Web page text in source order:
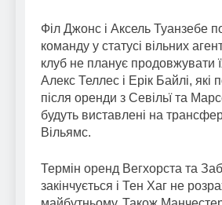
Філ Джонс і Аксель Туанзебе
команду у статусі вільних
клуб не планує продовжувати
Алекс Теллес і Ерік Байлі, які
після оренди з Севільї та
будуть виставлені на
Вільямс.
Термін оренд Вегхорста та
закінчується і Тен Хаг не